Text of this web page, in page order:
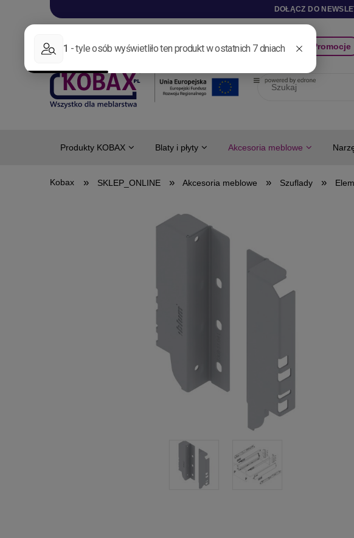
DOŁĄCZ DO
Aktualności Nowości Promocje
Produkty KOBAX Blaty i płyty Akcesoria meblowe
» SKLEP_ONLINE » Akcesoria meblowe » Szuflady »